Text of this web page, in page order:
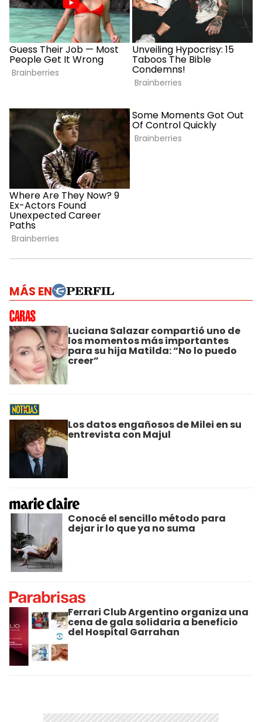
MÁS EN
Luciana Salazar compartió uno de
los momentos más importantes
para su hija Matilda: “No lo puedo
creer”
Los datos engañosos de Milei en su
entrevista con Majul
Conocé el sencillo método para
dejar ir lo que ya no suma
Ferrari Club Argentino organiza una
cena de gala solidaria a beneficio
del Hospital Garrahan